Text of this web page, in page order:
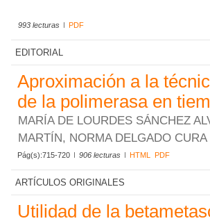
993 lecturas PDF
EDITORIAL
Aproximación a la
de la polimerasa en
MARÍA DE LOURDES SÁNCHEZ
MARTÍN, NORMA DELGADO CURA
Pág(s):715-720 906 lecturas HTML PDF
ARTÍCULOS ORIGINALES
Utilidad de la